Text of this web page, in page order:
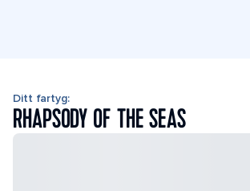
Ditt fartyg:
RHAPSODY OF THE SEAS